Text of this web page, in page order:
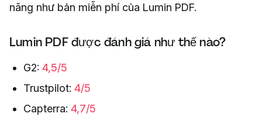
năng như bản miễn phí của Lumin PDF.
Lumin PDF được đánh giá như thế nào?
G2: 4,5/5
Trustpilot: 4/5
Capterra: 4,7/5